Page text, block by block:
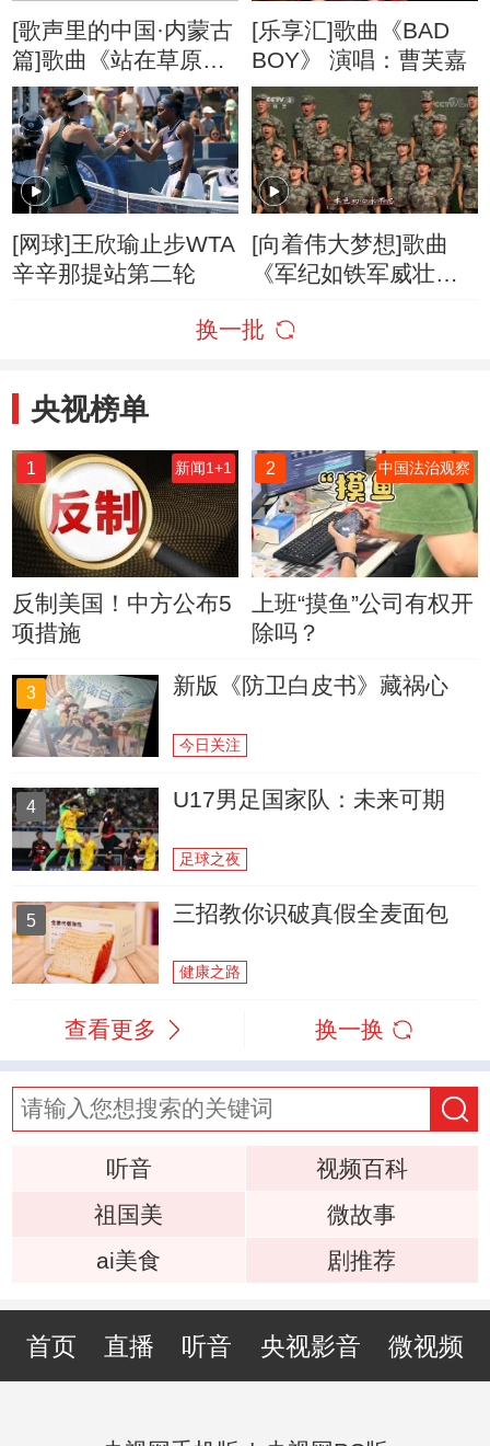
[歌声里的中国·内蒙古
篇]歌曲《站在草原望
北京》 演唱：乌兰图
雅
[乐享汇]歌曲《BAD
BOY》 演唱：曹芙嘉
[网球]王欣瑜止步WTA
辛辛那提站第二轮
[向着伟大梦想]歌曲
《军纪如铁军威壮》
战士男声合唱团 等
换一批
央视榜单
1 新闻1+1
反制美国！中方公布5
项措施
2 中国法治观察
上班“摸鱼”公司有权开
除吗？
3 新版《防卫白皮书》藏祸心
今日关注
4 U17男足国家队：未来可期
足球之夜
5 三招教你识破真假全麦面包
健康之路
查看更多 换一换
听音
视频百科
祖国美
微故事
ai美食
剧推荐
首页 直播 听音 央视影音 微视频